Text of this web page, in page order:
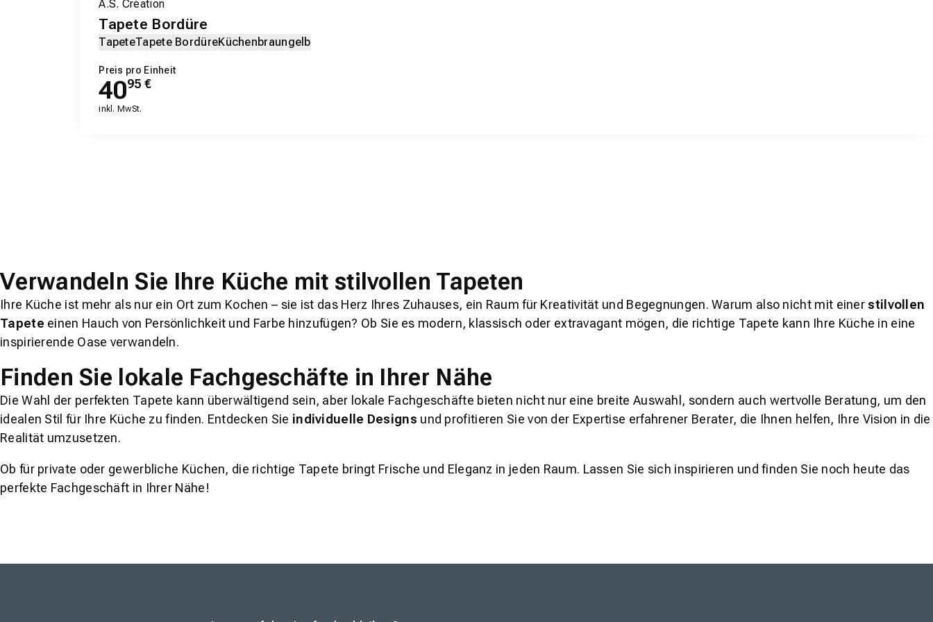
A.S. Création
Tapete Bordüre
TapeteTapete BordüreKüchenbraungelb
Preis pro Einheit
4095 €
inkl. MwSt.
Verwandeln Sie Ihre Küche mit stilvollen Tapeten
Ihre Küche ist mehr als nur ein Ort zum Kochen – sie ist das Herz Ihres Zuhauses, ein Raum für Kreativität und Begegnungen. Warum also nicht mit einer stilvollen
Tapete einen Hauch von Persönlichkeit und Farbe hinzufügen? Ob Sie es modern, klassisch oder extravagant mögen, die richtige Tapete kann Ihre Küche in eine
inspirierende Oase verwandeln.
Finden Sie lokale Fachgeschäfte in Ihrer Nähe
Die Wahl der perfekten Tapete kann überwältigend sein, aber lokale Fachgeschäfte bieten nicht nur eine breite Auswahl, sondern auch wertvolle Beratung, um den
idealen Stil für Ihre Küche zu finden. Entdecken Sie individuelle Designs und profitieren Sie von der Expertise erfahrener Berater, die Ihnen helfen, Ihre Vision in die
Realität umzusetzen.
Ob für private oder gewerbliche Küchen, die richtige Tapete bringt Frische und Eleganz in jeden Raum. Lassen Sie sich inspirieren und finden Sie noch heute das
perfekte Fachgeschäft in Ihrer Nähe!